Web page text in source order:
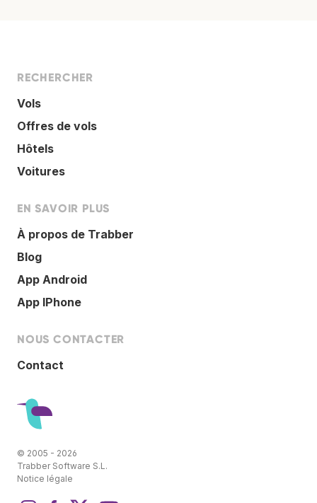
RECHERCHER
Vols
Offres de vols
Hôtels
Voitures
EN SAVOIR PLUS
À propos de Trabber
Blog
App Android
App IPhone
NOUS CONTACTER
Contact
© 2005 - 2026
Trabber Software S.L.
Notice légale